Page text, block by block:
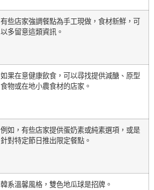
有些店家強調餐點為手工現做，食材新鮮，可
以多留意這類資訊。
如果在意健康飲食，可以尋找提供減醣、原型
食物或在地小農食材的店家。
例如，有些店家提供蛋奶素或純素選項，或是
針對特定節日推出限定餐點。
韓系溫馨風格，雙色地瓜球是招牌。